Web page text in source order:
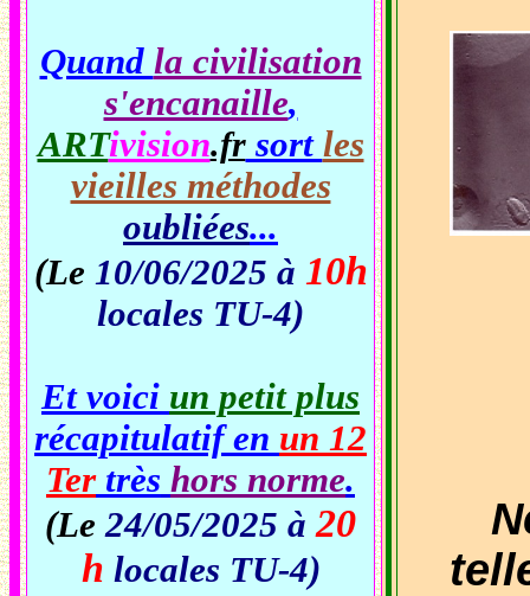
Quand la civilisation
s'encanaille,
ARTivision.frsort les
vieilles méthodes
oubliées...
(Le 10/06/2025 à 10h
locales TU-4)
Et voici un petit plus
récapitulatif en un 12
Tertrès hors norme.
(Le24/05/2025 à20
h locales TU-4)